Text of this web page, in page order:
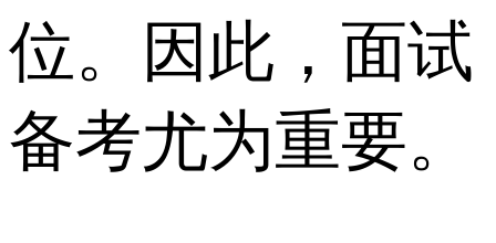
位。因此，面试
备考尤为重要。